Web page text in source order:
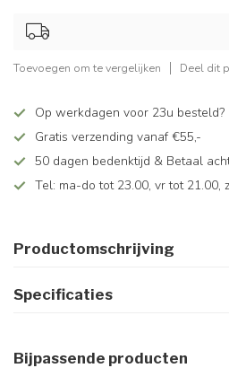
Toevoegen om te vergelijken Deel dit
Op werkdagen voor 23u
Gratis verzending vanaf €55,-
50 dagen bedenktijd & Betaal
Tel: ma-do tot 23.00, vr tot 21.00,
Productomschrijving
Specificaties
Bijpassende producten